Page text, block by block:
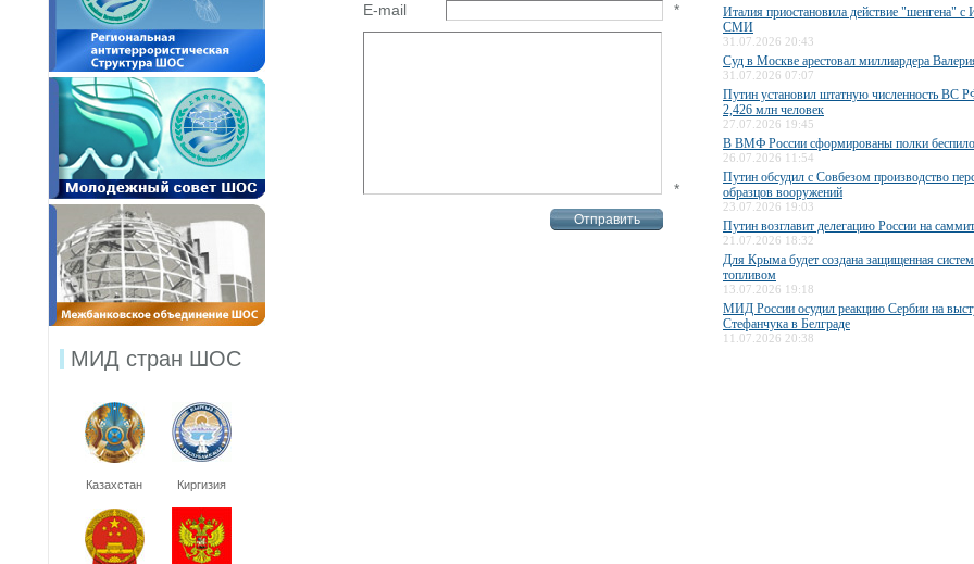
МИД стран ШОС
Казахстан Киргизия
E-mail
*
*
Италия приостановила действие "шенгена" с
СМИ
31.07.2026 20:43
Суд в Москве арестовал миллиардера
31.07.2026 07:07
Путин установил штатную численность ВС
2,426 млн человек
27.07.2026 19:45
В ВМФ России сформированы полки
26.07.2026 11:54
Путин обсудил с Совбезом производство
образцов вооружений
23.07.2026 19:03
Путин возглавит делегацию России на
21.07.2026 18:32
Для Крыма будет создана защищенная
топливом
13.07.2026 19:18
МИД России осудил реакцию Сербии на
Стефанчука в Белграде
11.07.2026 20:38